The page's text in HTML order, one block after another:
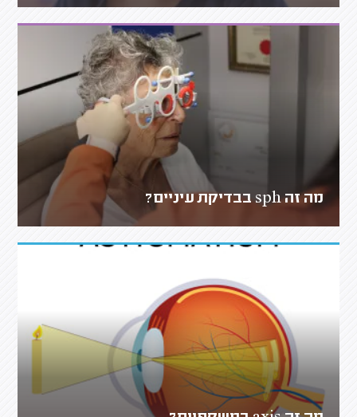
מה זה sph בבדיקת עיניים?